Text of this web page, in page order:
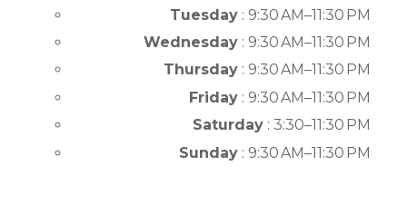
Tuesday : 9:30 AM–11:30 PM
Wednesday : 9:30 AM–11:30 PM
Thursday : 9:30 AM–11:30 PM
Friday : 9:30 AM–11:30 PM
Saturday : 3:30–11:30 PM
Sunday : 9:30 AM–11:30 PM